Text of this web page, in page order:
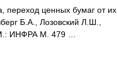
переход ценных бумаг от их
Б.А., Лозовский Л.Ш.,
М.: ИНФРА М. 479 …